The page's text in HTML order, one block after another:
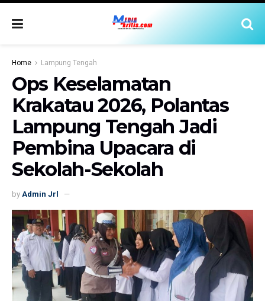
Home Lampung Tengah
Ops Keselamatan
Krakatau 2026, Polantas
Lampung Tengah Jadi
Pembina Upacara di
Sekolah-Sekolah
by Admin Jrl